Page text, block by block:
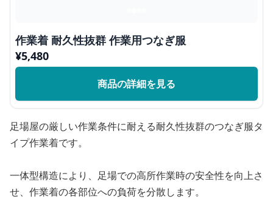
作業着 耐久性抜群 作業用つなぎ服
¥5,480
商品の詳細を見る
足場屋の厳しい作業条件に耐える耐久性抜群のつなぎ服タ
イプ作業着です。
一体型構造により、足場での高所作業時の安全性を向上さ
せ、作業着の各部位への負荷を分散します。